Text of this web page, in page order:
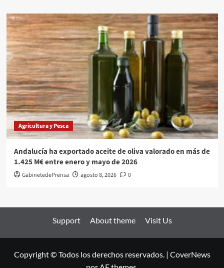
Agricultura y Pesca
Andalucía ha exportado aceite de oliva valorado en más de
1.425 M€ entre enero y mayo de 2026
GabinetedePrensa agosto 8, 2026 0
Support About theme Visit Us
Copyright © Todos los derechos reservados. | CoverNews